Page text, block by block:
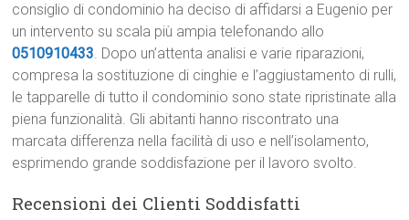
consiglio di condominio ha deciso di affidarsi a Eugenio per
un intervento su scala più ampia telefonando allo
0510910433. Dopo un’attenta analisi e varie riparazioni,
compresa la sostituzione di cinghie e l’aggiustamento di rulli,
le tapparelle di tutto il condominio sono state ripristinate alla
piena funzionalità. Gli abitanti hanno riscontrato una
marcata differenza nella facilità di uso e nell’isolamento,
esprimendo grande soddisfazione per il lavoro svolto.
Recensioni dei Clienti Soddisfatti